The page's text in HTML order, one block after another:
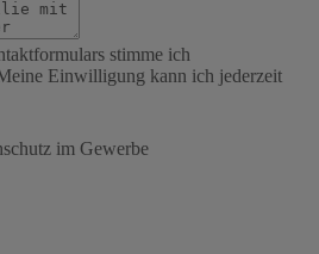
stimme ich
Einwilligung kann ich jederzeit
im Gewerbe